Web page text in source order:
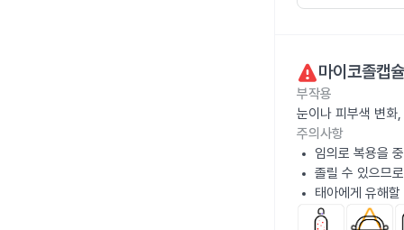
마이코졸캡
부작용
눈이나 피부색 변화
주의사항
임의로 복용을
졸릴 수 있으므
태아에게 유해